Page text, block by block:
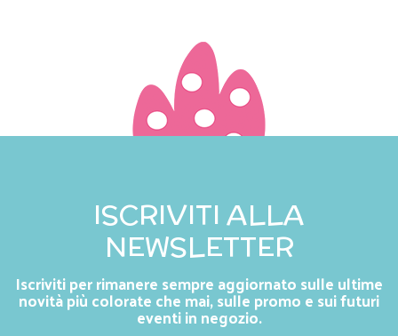
ISCRIVITI ALLA
NEWSLETTER
Iscriviti per rimanere sempre aggiornato sulle ultime
novità più colorate che mai, sulle promo e sui futuri
eventi in negozio.